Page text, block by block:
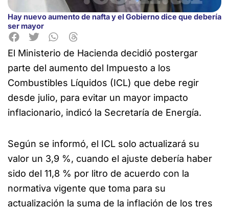
Hay nuevo aumento de nafta y el Gobierno dice que debería
ser mayor
El Ministerio de Hacienda decidió postergar
parte del aumento del Impuesto a los
Combustibles Líquidos (ICL) que debe regir
desde julio, para evitar un mayor impacto
inflacionario, indicó la Secretaría de Energía.
Según se informó, el ICL solo actualizará su
valor un 3,9 %, cuando el ajuste debería haber
sido del 11,8 % por litro de acuerdo con la
normativa vigente que toma para su
actualización la suma de la inflación de los tres